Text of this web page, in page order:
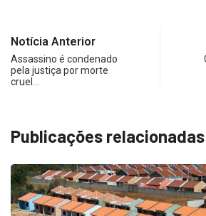
Notícia Anterior
Assassino é condenado
pela justiça por morte
cruel…
Publicações relacionadas